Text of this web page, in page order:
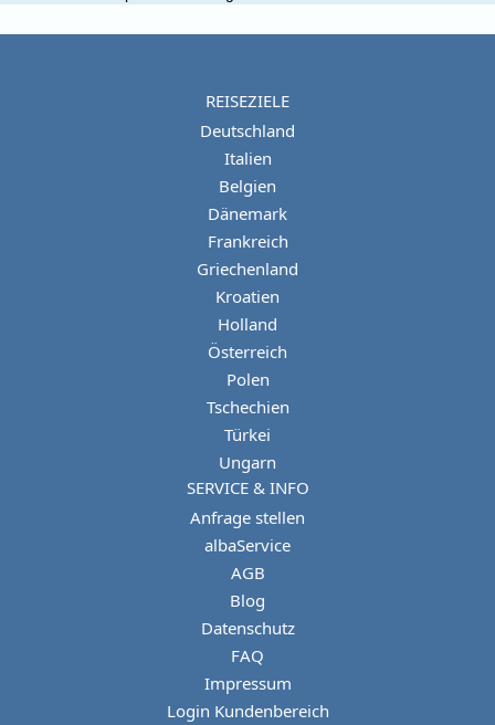
REISEZIELE
Deutschland
Italien
Belgien
Dänemark
Frankreich
Griechenland
Kroatien
Holland
Österreich
Polen
Tschechien
Türkei
Ungarn
SERVICE & INFO
Anfrage stellen
albaService
AGB
Blog
Datenschutz
FAQ
Impressum
Login Kundenbereich